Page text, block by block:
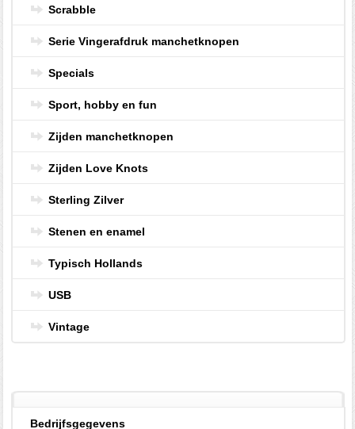
Scrabble
Serie Vingerafdruk manchetknopen
Specials
Sport, hobby en fun
Zijden manchetknopen
Zijden Love Knots
Sterling Zilver
Stenen en enamel
Typisch Hollands
USB
Vintage
Bedrijfsgegevens